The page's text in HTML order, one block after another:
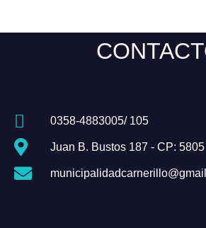
0358-4883005/ 105
Juan B. Bustos 187 - CP: 5805